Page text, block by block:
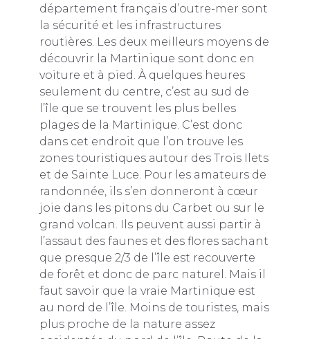
département français d’outre-mer sont
la sécurité et les infrastructures
routières. Les deux meilleurs moyens de
découvrir la Martinique sont donc en
voiture et à pied. À quelques heures
seulement du centre, c’est au sud de
l’île que se trouvent les plus belles
plages de la Martinique. C’est donc
dans cet endroit que l’on trouve les
zones touristiques autour des Trois Ilets
et de Sainte Luce. Pour les amateurs de
randonnée, ils s’en donneront à cœur
joie dans les pitons du Carbet ou sur le
grand volcan. Ils peuvent aussi partir à
l’assaut des faunes et des flores sachant
que presque 2/3 de l’île est recouverte
de forêt et donc de parc naturel. Mais il
faut savoir que la vraie Martinique est
au nord de l’île. Moins de touristes, mais
plus proche de la nature assez